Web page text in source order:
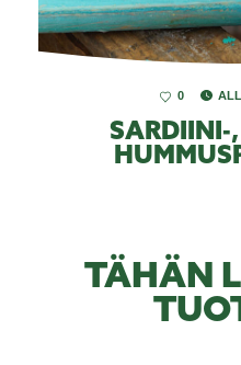
0
SARDIINI-
TÄHÄN